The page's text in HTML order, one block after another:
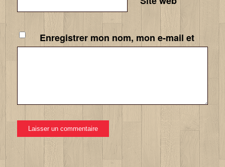
Enregistrer mon nom, mon e-mail et
mon site dans le navigateur pour mon